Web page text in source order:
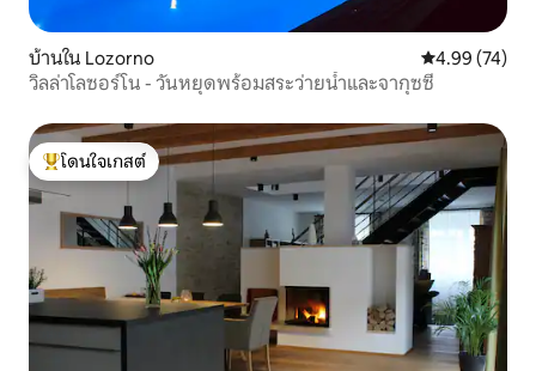
บ้านใน Lozorno คะแนนเฉลี่ย
4.99 (74)
วิลล่าโลซอร์โน - วันหยุดพร้อมสระว่ายน้ำและจากุซซี่
โดนใจเกสต์ที่สุด
โดนใจเกสต์